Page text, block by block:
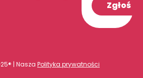
Zgłoś
| Nasza Polityka prywatności